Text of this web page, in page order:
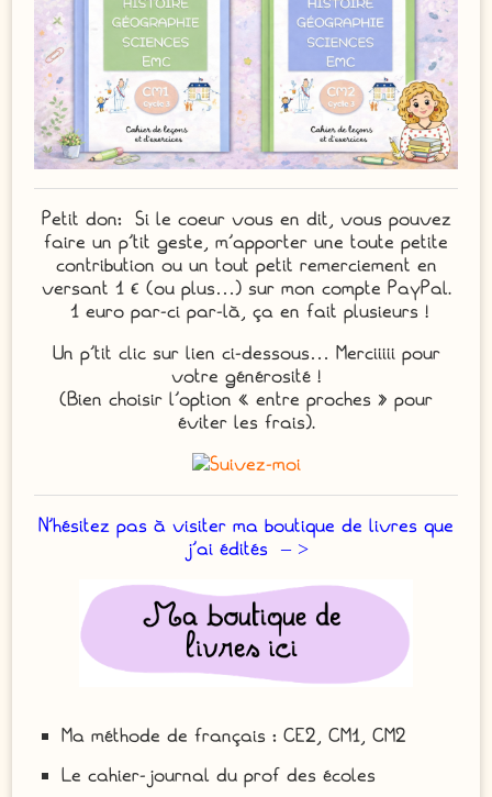
Petit don: Si le coeur vous en dit, vous pouvez
faire un p’tit geste, m’apporter une toute petite
contribution ou un tout petit remerciement en
versant 1 € (ou plus…) sur mon compte PayPal.
1 euro par-ci par-là, ça en fait plusieurs !
Un p’tit clic sur lien ci-dessous… Merciiiii pour
votre générosité !
(Bien choisir l’option « entre proches » pour
éviter les frais).
N’hésitez pas à visiter ma boutique de livres que
j’ai édités – >
Ma méthode de français : CE2, CM1, CM2
Le cahier-journal du prof des écoles